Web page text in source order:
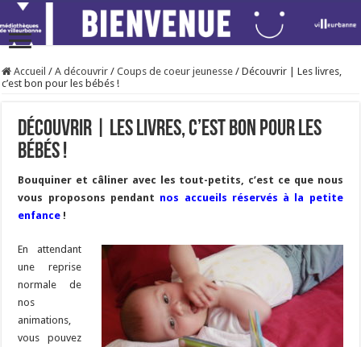
Accueil / A découvrir / Coups de coeur jeunesse / Découvrir | Les livres,
c’est bon pour les bébés !
Découvrir | Les livres, c’est bon pour les
bébés !
Bouquiner et câliner avec les tout-petits, c’est ce que nous
vous proposons pendant nos accueils réservés à la petite
enfance !
En attendant
une reprise
normale de
nos
animations,
vous pouvez